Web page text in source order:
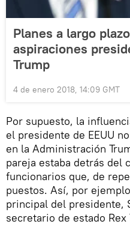
Planes a largo
aspiraciones
Trump
4 de enero 2018, 14:09 GMT
Por supuesto, la
el presidente de EEUU
en la Administración
pareja estaba detrás del
funcionarios que, de
puestos. Así, por
principal del presidente,
secretario de estado